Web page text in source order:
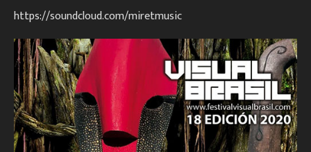
https://soundcloud.com/miretmusic